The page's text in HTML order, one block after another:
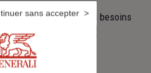
pour sécuriser vos besoins
ceux de demain.
sans accepter